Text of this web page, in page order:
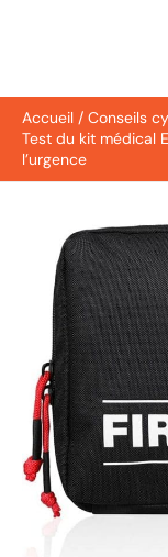
Accueil
Conseils
Test du kit médical
l’urgence